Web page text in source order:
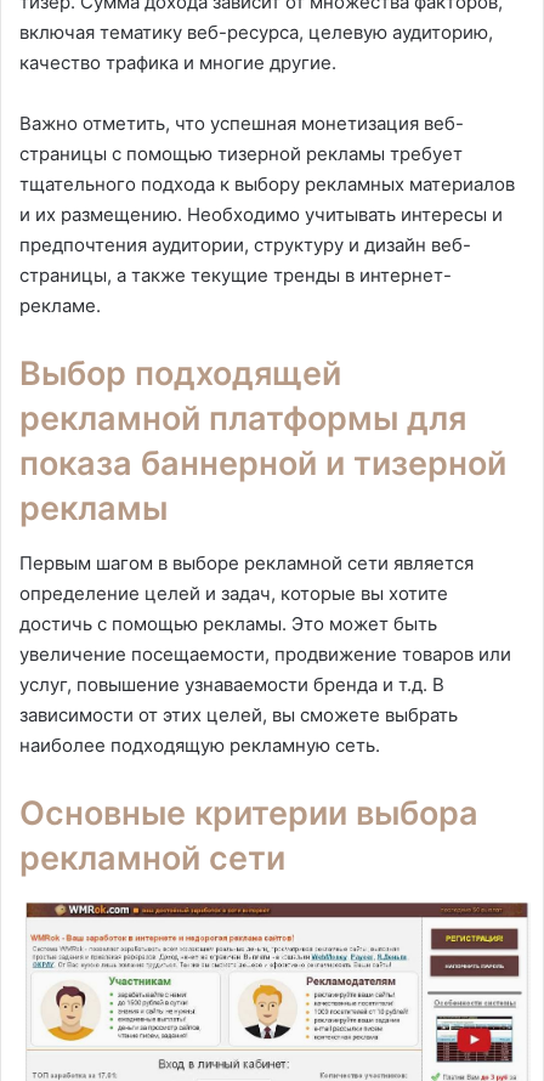
включая тематику веб-ресурса, целевую аудиторию,
качество трафика и многие другие.
Важно отметить, что успешная монетизация веб-
страницы с помощью тизерной рекламы требует
тщательного подхода к выбору рекламных материалов
и их размещению. Необходимо учитывать интересы и
предпочтения аудитории, структуру и дизайн веб-
страницы, а также текущие тренды в интернет-
рекламе.
Выбор подходящей
рекламной платформы для
показа баннерной и тизерной
рекламы
Первым шагом в выборе рекламной сети является
определение целей и задач, которые вы хотите
достичь с помощью рекламы. Это может быть
увеличение посещаемости, продвижение товаров или
услуг, повышение узнаваемости бренда и т.д. В
зависимости от этих целей, вы сможете выбрать
наиболее подходящую рекламную сеть.
Основные критерии выбора
рекламной сети